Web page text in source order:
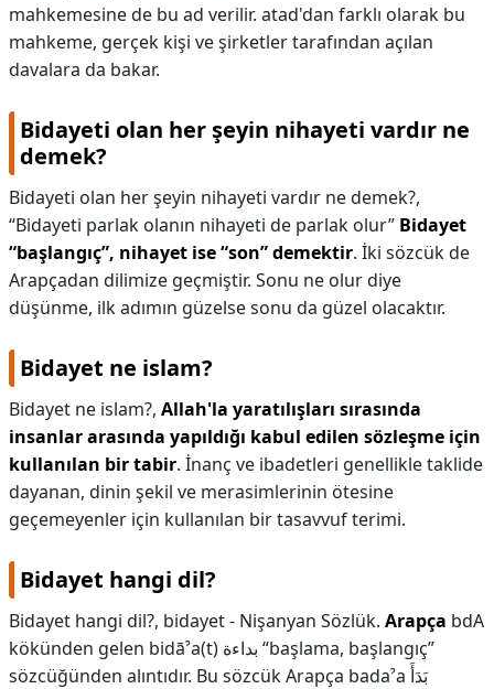
mahkemesine de bu ad verilir. atad'dan farklı olarak bu
mahkeme, gerçek kişi ve şirketler tarafından açılan
davalara da bakar.
Bidayeti olan her şeyin nihayeti vardır ne
demek?
Bidayeti olan her şeyin nihayeti vardır ne demek?,
“Bidayeti parlak olanın nihayeti de parlak olur” Bidayet
“başlangıç”, nihayet ise “son” demektir. İki sözcük de
Arapçadan dilimize geçmiştir. Sonu ne olur diye
düşünme, ilk adımın güzelse sonu da güzel olacaktır.
Bidayet ne islam?
Bidayet ne islam?, Allah'la yaratılışları sırasında
insanlar arasında yapıldığı kabul edilen sözleşme için
kullanılan bir tabir. İnanç ve ibadetleri genellikle taklide
dayanan, dinin şekil ve merasimlerinin ötesine
geçemeyenler için kullanılan bir tasavvuf terimi.
Bidayet hangi dil?
Bidayet hangi dil?, bidayet - Nişanyan Sözlük. Arapça bdA
kökünden gelen bidāˀa(t) بداءة “başlama, başlangıç”
sözcüğünden alıntıdır. Bu sözcük Arapça badaˀa بَدَأَ